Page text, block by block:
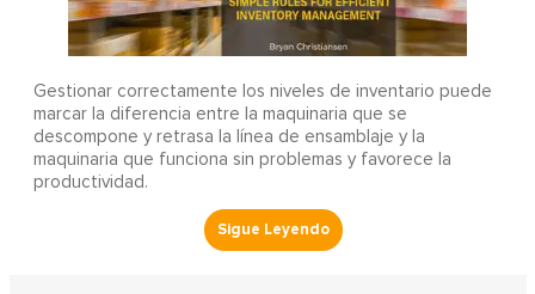
Gestionar correctamente los niveles de inventario puede
marcar la diferencia entre la maquinaria que se
descompone y retrasa la línea de ensamblaje y la
maquinaria que funciona sin problemas y favorece la
productividad.